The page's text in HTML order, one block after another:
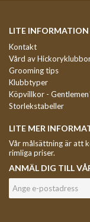
LITE INFORMATION
Kontakt
Vård av
Grooming tips
Klubbtyper
Köpvillkor -
Storlekstabeller
LITE MER
Vår målsättning är att
rimliga priser.
ANMÄL DIG TILL